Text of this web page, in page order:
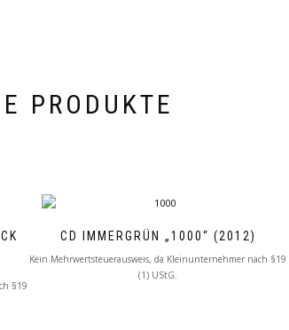
PRODUKTE
§19
CD IMMERGRÜN „1000“ (2012)
Kein Mehrwertsteuerausweis, da Kleinunternehmer nach §19
(1) UStG.